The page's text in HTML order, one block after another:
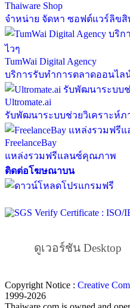
Thaiware Shop
จำหน่าย จัดหา ซอฟต์แวร์ลิข
TumWai Digital Agency
บริการรับทำการตลาดออนไล
Ultromate.ai
รับพัฒนาระบบช่วยวิเคราะห์ภ
FreelanceBay
แหล่งรวมฟรีแลนซ์คุณภาพ
ติดต่อโฆษณาบน
ดูเวอร์ชัน Desktop
Copyright Notice : Creative
1999-2026